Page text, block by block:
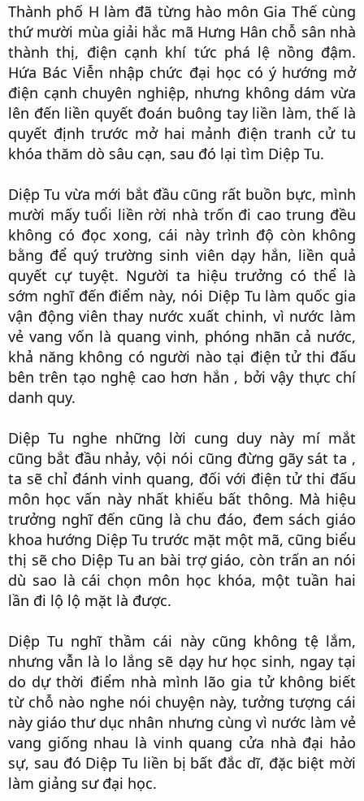
Thành phố H làm đã từng hào môn Gia Thế cùng
thứ mười mùa giải hắc mã Hưng Hân chỗ sân nhà
thành thị, điện cạnh khí tức phá lệ nồng đậm.
Hứa Bác Viễn nhập chức đại học có ý hướng mở
điện cạnh chuyên nghiệp, nhưng không dám vừa
lên đến liền quyết đoán buông tay liền làm, thế là
quyết định trước mở hai mảnh điện tranh cử tu
khóa thăm dò sâu cạn, sau đó lại tìm Diệp Tu.​
Diệp Tu vừa mới bắt đầu cũng rất buồn bực, mình
mười mấy tuổi liền rời nhà trốn đi cao trung đều
không có đọc xong, cái này trình độ còn không
bằng để quý trường sinh viên dạy hắn, liền quả
quyết cự tuyệt. Người ta hiệu trưởng có thể là
sớm nghĩ đến điểm này, nói Diệp Tu làm quốc gia
vận động viên thay nước xuất chinh, vì nước làm
vẻ vang vốn là quang vinh, phóng nhãn cả nước,
khả năng không có người nào tại điện tử thi đấu
bên trên tạo nghệ cao hơn hắn , bởi vậy thực chí
danh quy.​
Diệp Tu nghe những lời cung duy này mí mắt
cũng bắt đầu nhảy, vội nói cũng đừng gãy sát ta ,
ta sẽ chỉ đánh vinh quang, đối với điện tử thi đấu
môn học vấn này nhất khiếu bất thông. Mà hiệu
trưởng nghĩ đến cũng là chu đáo, đem sách giáo
khoa hướng Diệp Tu trước mặt một mã, cũng biểu
thị sẽ cho Diệp Tu an bài trợ giáo, còn trấn an nói
dù sao là cái chọn môn học khóa, một tuần hai
lần đi lộ lộ mặt là được.​
Diệp Tu nghĩ thầm cái này cũng không tệ lắm,
nhưng vẫn là lo lắng sẽ dạy hư học sinh, ngay tại
do dự thời điểm nhà mình lão gia tử không biết
từ chỗ nào nghe nói chuyện này, tưởng tượng cái
này giáo thư dục nhân nhưng cùng vì nước làm vẻ
vang giống nhau là vinh quang cửa nhà đại hảo
sự, sau đó Diệp Tu liền bị bất đắc dĩ, đặc biệt mời
làm giảng sư đại học.​